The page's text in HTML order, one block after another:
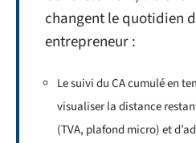
changent le quotidien
entrepreneur :
Le suivi du CA cumulé en
visualiser la distance
(TVA, plafond micro) et